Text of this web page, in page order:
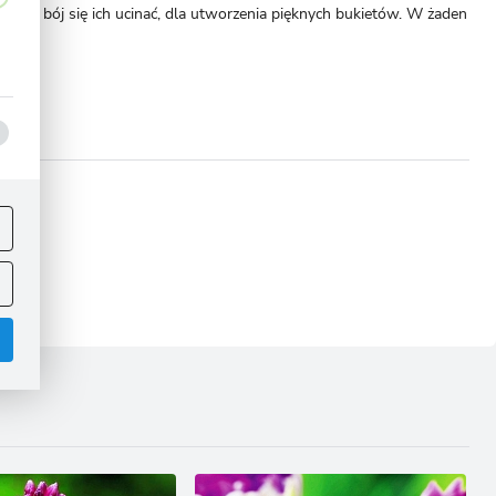
nie bój się ich ucinać, dla utworzenia pięknych bukietów. W żaden